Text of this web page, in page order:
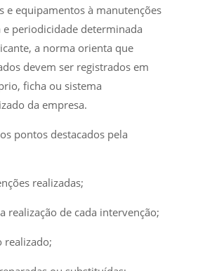
e equipamentos à manutenções
e periodicidade determinada
a norma orienta que
devem ser registrados em
ficha ou sistema
da empresa.
pontos destacados pela
realizadas;
realização de cada intervenção;
realizado;